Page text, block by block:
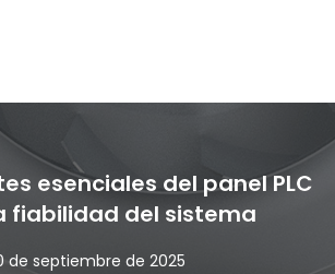
esenciales del panel PLC
fiabilidad del sistema
de septiembre de 2025